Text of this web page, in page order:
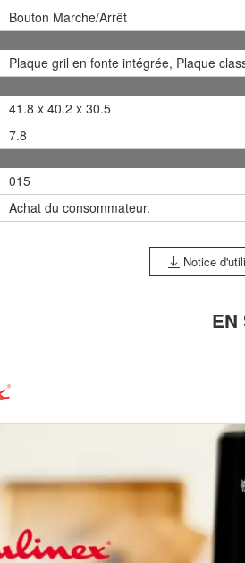
Bouton Marche/Arrêt
Plaque gril en fonte intégrée, Plaque
41.8 x 40.2 x 30.5
7.8
015
Achat du consommateur.
Notice
EN